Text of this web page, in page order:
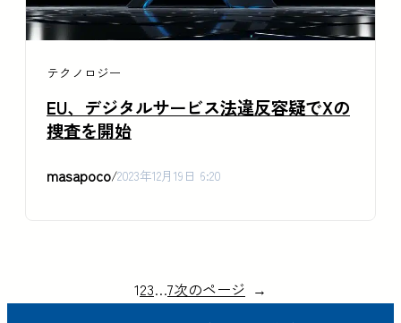
テクノロジー
EU、デジタルサービス法違反容疑でXの
捜査を開始
masapoco/2023年12月19日 6:20
123…7次のページ →